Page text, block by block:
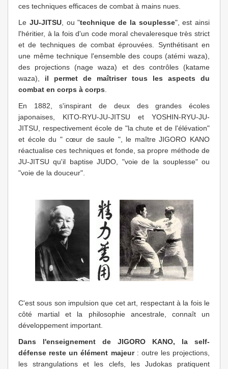
ces techniques efficaces de combat à mains nues.
Le JU-JITSU, ou "technique de la souplesse", est ainsi
l'héritier, à la fois d'un code moral chevaleresque très strict
et de techniques de combat éprouvées. Synthétisant en
une même technique l'ensemble des coups (atémi waza),
des projections (nage waza) et des contrôles (katame
waza), il permet de maîtriser tous les aspects du
combat en corps à corps.
En 1882, s'inspirant de deux des grandes écoles
japonaises, KITO-RYU-JU-JITSU et YOSHIN-RYU-JU-
JITSU, respectivement école de "la chute et de l'élévation"
et école du " cœur de saule ", le maître JIGORO KANO
réactualise ces techniques et fonde, sa propre méthode de
JU-JITSU qu'il baptise JUDO, "voie de la souplesse" ou
"voie de la douceur".
C'est sous son impulsion que cet art, respectant à la fois le
côté martial et la philosophie ancestrale, connaît un
développement important.
Dans l'enseignement de JIGORO KANO, la self-
défense reste un élément majeur: outre les projections,
les strangulations et les clefs, les Judokas pratiquent